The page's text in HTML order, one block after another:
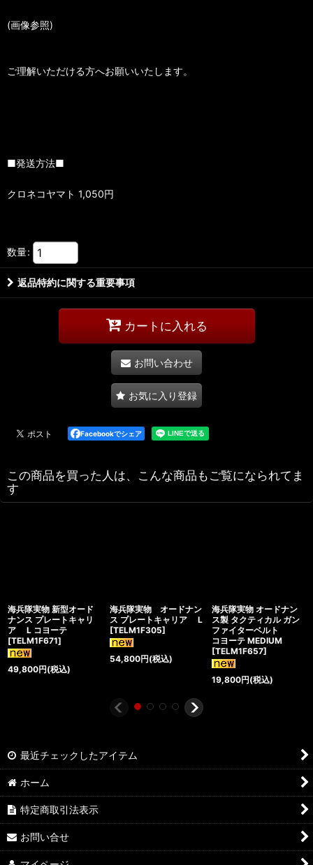
(画像参照)
ご理解いただける方へお願いいたします。
■発送方法■
クロネコヤマト 1,050円
数量:
返品特約に関する重要事項
カートに入れる
お問い合わせ
お気に入り登録
Facebookでシェア
この商品を買った人は、こんな商品もご覧になられてま
す
海兵隊実物 新型オード
ナンス プレートキャリ
ア L コヨーテ
[TELM1F671]
49,800円(税込)
海兵隊実物 オードナン
ス プレートキャリア L
[TELM1F305]
54,800円(税込)
海兵隊実物 オードナン
ス製 タクティカル ガン
ファイターベルト
コヨーテ MEDIUM
[TELM1F657]
19,800円(税込)
最近チェックしたアイテム
ホーム
特定商取引法表示
お問い合せ